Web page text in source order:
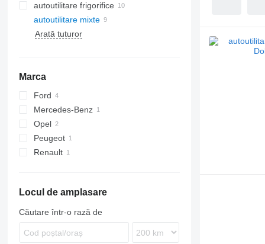
autoutilitare frigorifice
autoutilitare mixte
Arată tuturor
Marca
Ford
Tourneo
Transit
Mercedes-Benz
Vito
Opel
Vivaro
Peugeot
Expert
Renault
Locul de amplasare
Căutare într-o rază de